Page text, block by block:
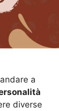
a
diverse